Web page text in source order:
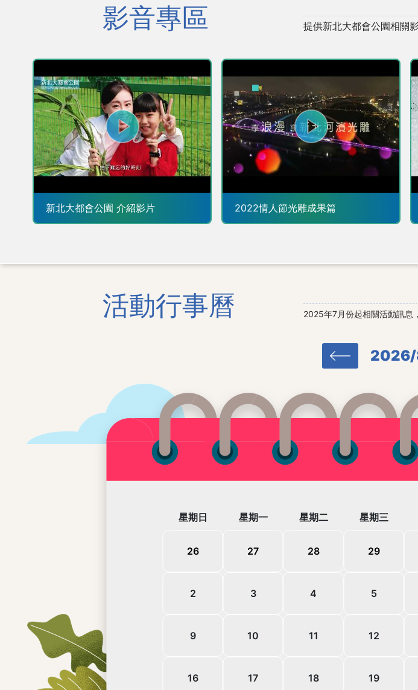
熊猴森樂園等各展現著不同的趣味亮點。
尤其是親水公園「羊咩咩的家」，14隻羊
食體驗，可以和羊群近距離接觸。 而坐
落於原住民族主題部落公園旁的「樂遊天
地」則有超大沙坑遊具設施，提供休閒遊
憩、全臺最大的溜滑梯場域「熊猴森樂
園」具四大主題31座造型溜滑梯，為親子
互動及小朋友放電的好所在。 現場民眾
表示，每到春天都會揪朋友一起來賞杜鵑
花，杜鵑花長得很高且花朵鮮豔，拍起來
非常好看。這邊停車便利且近年來多了熊
請注意自身防護並保持社交距離落實防疫
新生活，正確戴口罩及勤洗手。若有發燒
疏洪五路及疏洪一路交叉位置) 2、 國道3
號：中和交流道→64號東西向快速道路
→五股一出口→1號越堤道→疏洪一路 大
至新北大都會公園，約步行15分鐘可至荷
618於中山路、中華路口下車後步行約10
(02)89699596#300 新聞聯絡人：新北
市政府高灘地工程管理處 陳梅芬 聯絡電
影音專區 提供新北大都會公園相關
新北大都會公園 介紹影片 2022情人節光雕成果篇
活動行事曆 2025年7月份起相關活動訊息
2026/
日 一 二 三
26 27 28 29
2 3 4 5
9 10 11 12
16 17 18 19